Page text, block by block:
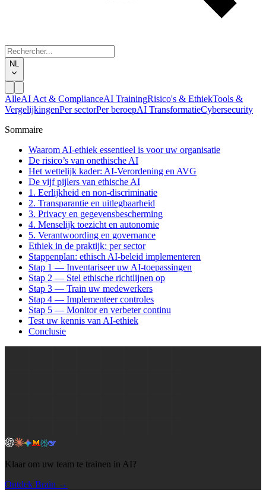
NL
AlleAI Act & ComplianceAI TrainingRisico's & EthiekTools &
VergelijkingenPer sectorPer beroepAI TransformatieCybersecurity
Sommaire
Waarom AI-ethiek essentieel is voor uw organisatie
De risico’s van onethische AI
Het wettelijk kader: AI-Verordening en AVG
De vijf pijlers van ethische AI
1. Eerlijkheid en non-discriminatie
2. Transparantie en uitlegbaarheid
3. Privacy en gegevensbescherming
4. Menselijk toezicht en autonomie
5. Verantwoording en governance
Ethiek in de praktijk: per sector
Stappenplan: ethisch AI-beleid implementeren
Stap 1 — Inventariseer uw AI-toepassingen
Stap 2 — Stel ethische richtlijnen op
Stap 3 — Train uw medewerkers
Stap 4 — Implementeer controles
Stap 5 — Monitor en verbeter continu
Test uw kennis van AI-ethiek
Conclusie
Klaar om uw team te trainen in AI?
Ontdek Brain →